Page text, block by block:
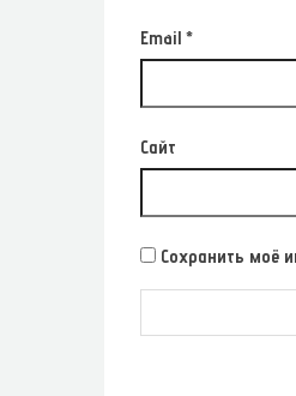
Email *
Сайт
Сохранить моё